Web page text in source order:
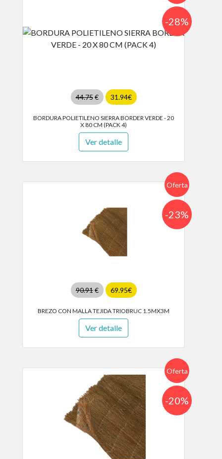
44.75€ 31.94€
-28%
BORDURA POLIETILENO SIERRA BORDER VERDE - 20
X 80 CM (PACK 4)
Ver detalle
Oferta
90.91€ 69.95€
-23%
BREZO CON MALLA TEJIDA TRIOBRUC 1.5MX3M
Ver detalle
Oferta
-20%